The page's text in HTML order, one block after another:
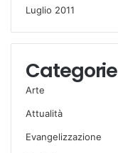
Luglio 2011
Categorie
Arte
Attualità
Evangelizzazione